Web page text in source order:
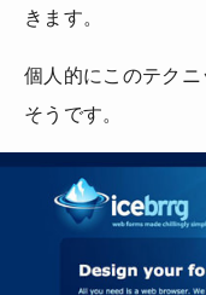
きます。
個人的にこのテク
そうです。